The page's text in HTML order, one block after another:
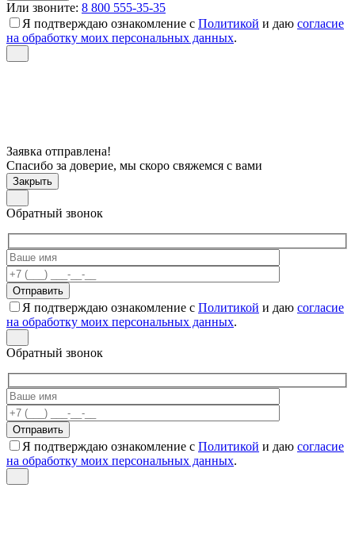
Или звоните: 8 800 555-35-35
Я подтверждаю ознакомление с Политикой и даю согласие
на обработку моих персональных данных.
Заявка отправлена!
Спасибо за доверие, мы скоро свяжемся с вами
Закрыть
Обратный звонок
Я подтверждаю ознакомление с Политикой и даю согласие
на обработку моих персональных данных.
Обратный звонок
Я подтверждаю ознакомление с Политикой и даю согласие
на обработку моих персональных данных.